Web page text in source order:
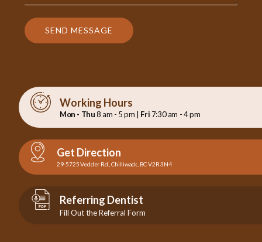
SEND MESSAGE
Working Hours
Mon - Thu8 am - 5 pm | Fri 7:30 am - 4 pm
Get Direction
29-5725 Vedder Rd., Chilliwack, BC V2R 3N4
Referring Dentist
Fill Out the Referral Form